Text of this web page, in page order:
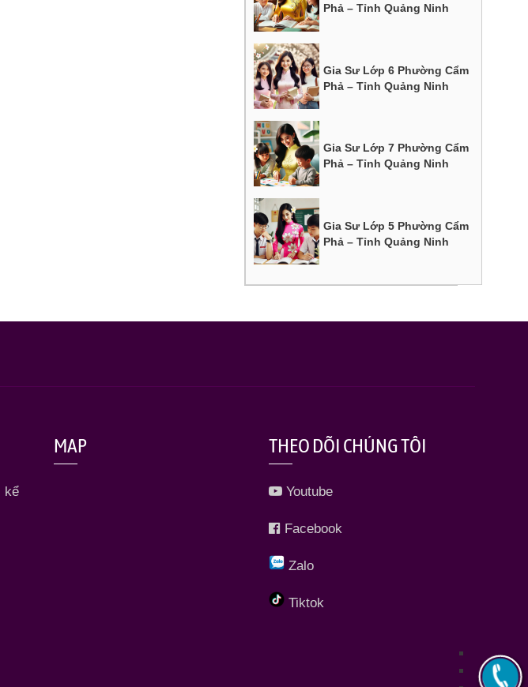
Phả – Tỉnh Quảng Ninh
Gia Sư Lớp 6 Phường Cẩm
Phả – Tỉnh Quảng Ninh
Gia Sư Lớp 7 Phường Cẩm
Phả – Tỉnh Quảng Ninh
Gia Sư Lớp 5 Phường Cẩm
Phả – Tỉnh Quảng Ninh
kể
MAP THEO DÕI CHÚNG TÔI
Youtube
Facebook
Zalo
Tiktok